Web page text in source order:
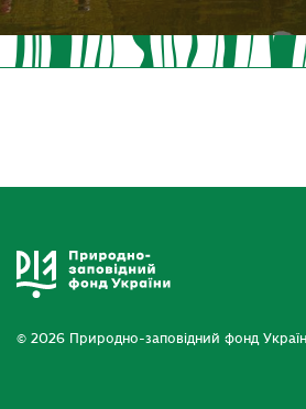
© 2026 Природно-заповідний фонд